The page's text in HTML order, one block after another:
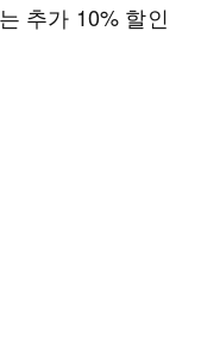
추가 10% 할인